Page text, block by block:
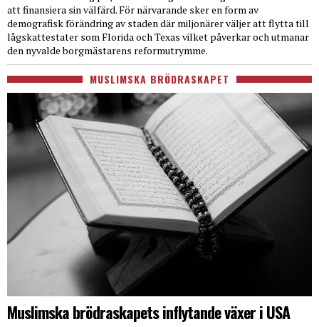
att finansiera sin välfärd. För närvarande sker en form av
demografisk förändring av staden där miljonärer väljer att flytta till
lågskattestater som Florida och Texas vilket påverkar och utmanar
den nyvalde borgmästarens reformutrymme.
MUSLIMSKA BRÖDRASKAPET
Muslimska brödraskapets inflytande växer i USA